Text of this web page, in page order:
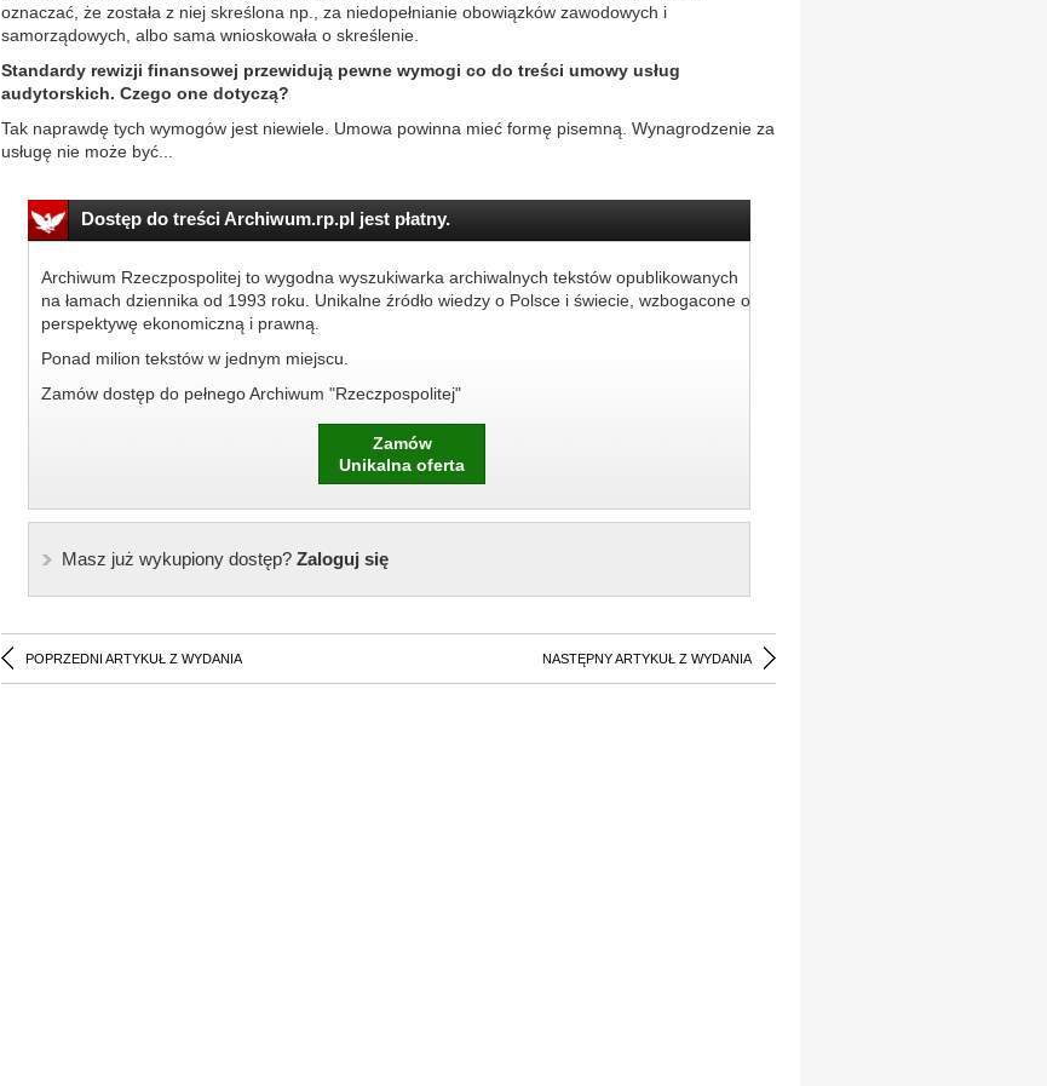
oznaczać, że została z niej skreślona np., za niedopełnianie obowiązków zawodowych i
samorządowych, albo sama wnioskowała o skreślenie.
Standardy rewizji finansowej przewidują pewne wymogi co do treści umowy usług
audytorskich. Czego one dotyczą?
Tak naprawdę tych wymogów jest niewiele. Umowa powinna mieć formę pisemną. Wynagrodzenie za
usługę nie może być...
Dostęp do treści Archiwum.rp.pl jest płatny.
Archiwum Rzeczpospolitej to wygodna wyszukiwarka archiwalnych tekstów opublikowanych
na łamach dziennika od 1993 roku. Unikalne źródło wiedzy o Polsce i świecie, wzbogacone o
perspektywę ekonomiczną i prawną.
Ponad milion tekstów w jednym miejscu.
Zamów dostęp do pełnego Archiwum "Rzeczpospolitej"
Zamów
Unikalna oferta
Masz już wykupiony dostęp?Zaloguj się
POPRZEDNI ARTYKUŁ Z WYDANIA NASTĘPNY ARTYKUŁ Z WYDANIA